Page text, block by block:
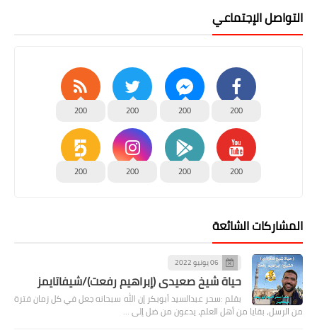
التواصل الإجتماعي
200
200
200
200
200
200
200
200
المشاركات الشائعة
06 يونيو 2022
حياة شيخ صعيدى (إبراهيم رفعت)/شيفاتايمز
بقلم :سحر عبدالسيد أبوبكر إن الله سبحانه جعل في كل زمان فترة
من الرسل، بقايا من أهل العلم، يدعون من ضل إلى …